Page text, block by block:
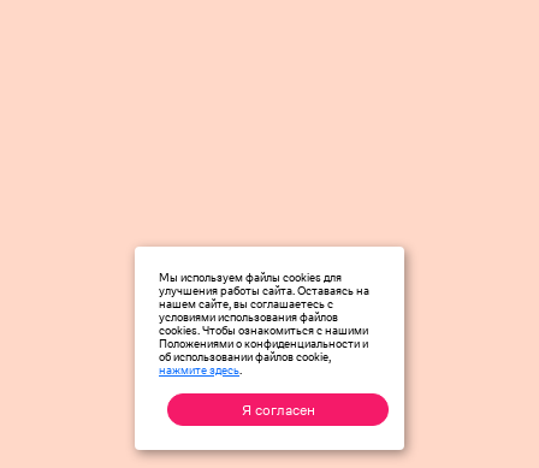
Мы используем файлы cookies для
улучшения работы сайта. Оставаясь на
нашем сайте, вы соглашаетесь с
условиями использования файлов
cookies. Чтобы ознакомиться с нашими
Положениями о конфиденциальности и
об использовании файлов cookie,
нажмите здесь.
Я согласен